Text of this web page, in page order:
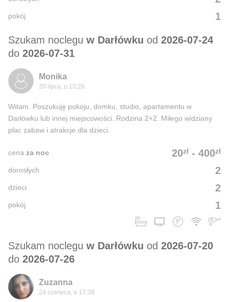
1
pokój
Szukam noclegu w Darłówku od 2026-07-24
do 2026-07-31
Monika
20 lipca, o 10:26
Witam. Poszukuję pokoju, domku, studio, apartamentu w
Darłówku lub innej miejscowości. Rodzina 2+2. Miłego widziany
plac zabaw i atrakcje dla dzieci.
20zł - 400zł
cena za noc
2
dorosłych
2
dzieci
1
pokój
Szukam noclegu w Darłówku od 2026-07-20
do 2026-07-26
Zuzanna
24 czerwca, o 17:38